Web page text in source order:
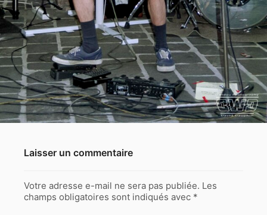
Laisser un commentaire
Votre adresse e-mail ne sera pas publiée. Les
champs obligatoires sont indiqués avec *